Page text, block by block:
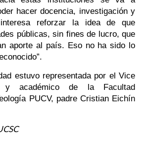
hacer docencia, investigación y
reforzar la idea de que
públicas, sin fines de lucro, que
aporte al país. Eso no ha sido lo
estuvo representada por el Vice
y académico de la Facultad
PUCV, padre Cristian Eichín